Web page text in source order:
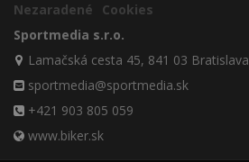
Nezaradené
Cookies
Sportmedia s.r.o.
Lamačská cesta 45, 841 03 Bratislava
sportmedia@sportmedia.sk
+421 903 805 059
www.biker.sk